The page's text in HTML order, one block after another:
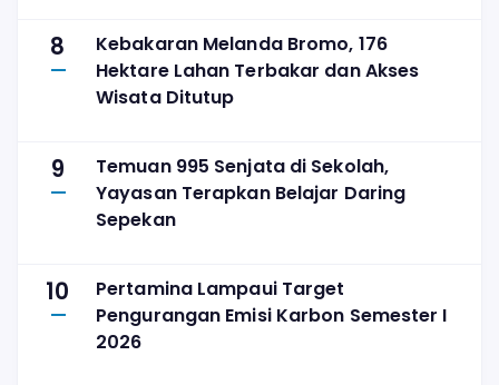
8
Kebakaran Melanda Bromo, 176
Hektare Lahan Terbakar dan Akses
Wisata Ditutup
9
Temuan 995 Senjata di Sekolah,
Yayasan Terapkan Belajar Daring
Sepekan
10
Pertamina Lampaui Target
Pengurangan Emisi Karbon Semester I
2026